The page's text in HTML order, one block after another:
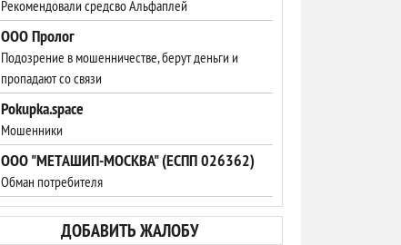
Рекомендовали средсво Альфаплей
ООО Пролог
Подозрение в мошенничестве, берут деньги и
пропадают со связи
Pokupka.space
Мошенники
ООО "МЕТАШИП-МОСКВА" (ЕСПП 026362)
Обман потребителя
ДОБАВИТЬ ЖАЛОБУ